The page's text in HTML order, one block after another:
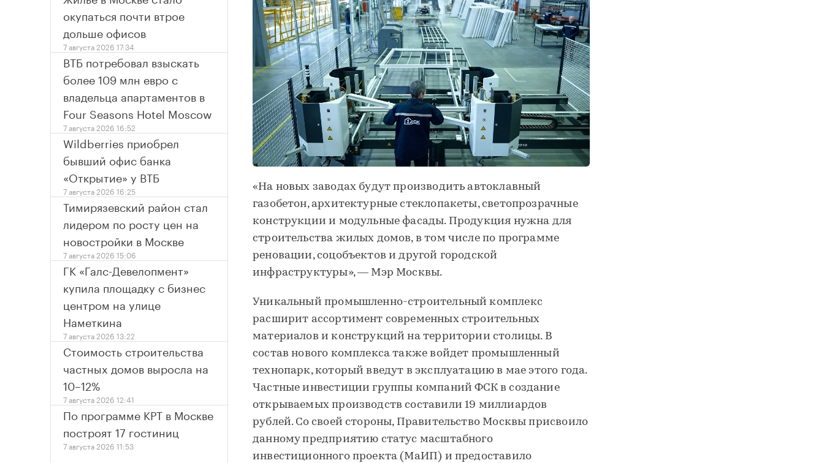
«На новых заводах будут производить автоклавный
газобетон, архитектурные стеклопакеты, светопрозрачные
конструкции и модульные фасады. Продукция нужна для
строительства жилых домов, в том числе по программе
реновации, соцобъектов и другой городской
инфраструктуры», — Мэр Москвы.
Уникальный промышленно-строительный комплекс
расширит ассортимент современных строительных
материалов и конструкций на территории столицы. В
состав нового комплекса также войдет промышленный
технопарк, который введут в эксплуатацию в мае этого года.
Частные инвестиции группы компаний ФСК в создание
открываемых производств составили 19 миллиардов
рублей. Со своей стороны, Правительство Москвы присвоило
данному предприятию статус масштабного
инвестиционного проекта (МаИП) и предоставило
окупаться почти втрое
дольше офисов
7 августа 2026 17:34
ВТБ потребовал взыскать
более 109 млн евро с
владельца апартаментов в
Four Seasons Hotel Moscow
7 августа 2026 16:52
Wildberries приобрел
бывший офис банка
«Открытие» у ВТБ
7 августа 2026 16:25
Тимирязевский район стал
лидером по росту цен на
новостройки в Москве
7 августа 2026 15:06
ГК «Галс-Девелопмент»
купила площадку с бизнес
центром на улице
Наметкина
7 августа 2026 13:22
Стоимость строительства
частных домов выросла на
10–12%
7 августа 2026 12:41
По программе КРТ в Москве
построят 17 гостиниц
7 августа 2026 11:53